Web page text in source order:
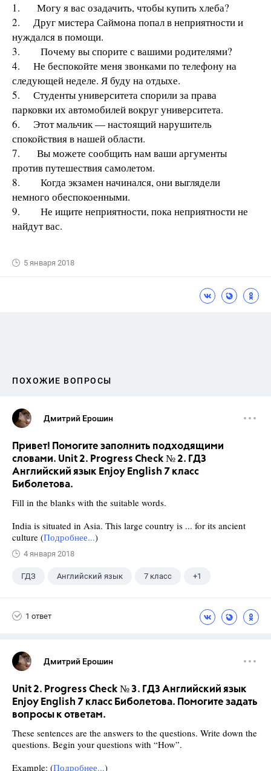
1. Могу я вас озадачить, чтобы купить хлеба?
2. Друг мистера Саймона попал в неприятности и
нуждался в помощи.
3. Почему вы спорите с вашими родителями?
4. Не беспокойте меня звонками по телефону на
следующей неделе. Я буду на отдыхе.
5. Студенты университета спорили за права
парковки их автомобилей вокруг университета.
6. Этот мальчик — настоящий нарушитель
спокойствия в нашей области.
7. Вы можете сообщить нам ваши аргументы
против путешествия самолетом.
8. Когда экзамен начинался, они выглядели
немного обеспокоенными.
9. Не ищите неприятности, пока неприятности не
найдут вас.
5 января 2018
ПОХОЖИЕ ВОПРОСЫ
Дмитрий Ерошин
Привет! Помогите заполнить подходящими
словами. Unit 2. Progress Check № 2. ГДЗ
Английский язык Enjoy English 7 класс
Биболетова.
Fill in the blanks with the suitable words.
India is situated in Asia. This large country is ... for its ancient
culture (Подробнее...)
4 января 2018
ГДЗ Английский язык 7 класс +1
1 ответ
Дмитрий Ерошин
Unit 2. Progress Check № 3. ГДЗ Английский язык
Enjoy English 7 класс Биболетова. Помогите задать
вопросы к ответам.
These sentences are the answers to the questions. Write down the
questions. Begin your questions with “How”.
Example: (Подробнее...)